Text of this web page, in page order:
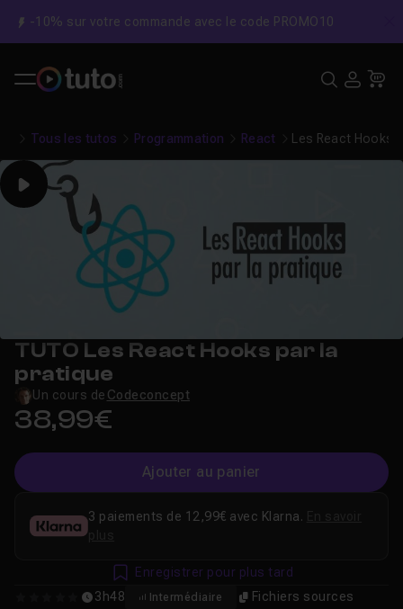
-10% sur votre commande avec le code PROMO10
Tous les tutos Programmation React Les React Hooks
Play
TUTO Les React Hooks par la
pratique
Un cours de Codeconcept
38,99€
Ajouter au panier
3h48 Intermédiaire Fichiers sources
3 paiements de 12,99€ avec Klarna.
Enregistrer pour plus tard